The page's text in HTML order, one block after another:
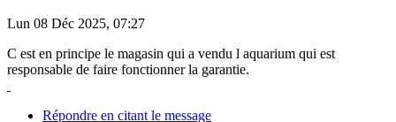
Lun 08 Déc 2025, 07:27
C est en principe le magasin qui a vendu l aquarium qui est
responsable de faire fonctionner la garantie.
Répondre en citant le message